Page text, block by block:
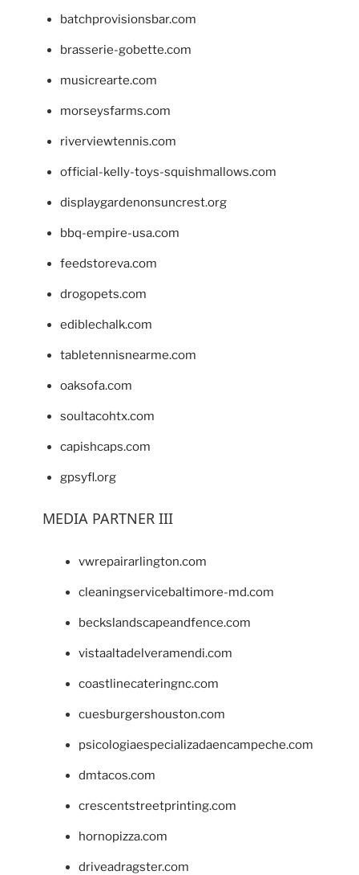
batchprovisionsbar.com
brasserie-gobette.com
musicrearte.com
morseysfarms.com
riverviewtennis.com
official-kelly-toys-squishmallows.com
displaygardenonsuncrest.org
bbq-empire-usa.com
feedstoreva.com
drogopets.com
ediblechalk.com
tabletennisnearme.com
oaksofa.com
soultacohtx.com
capishcaps.com
gpsyfl.org
MEDIA PARTNER III
vwrepairarlington.com
cleaningservicebaltimore-md.com
beckslandscapeandfence.com
vistaaltadelveramendi.com
coastlinecateringnc.com
cuesburgershouston.com
psicologiaespecializadaencampeche.com
dmtacos.com
crescentstreetprinting.com
hornopizza.com
driveadragster.com